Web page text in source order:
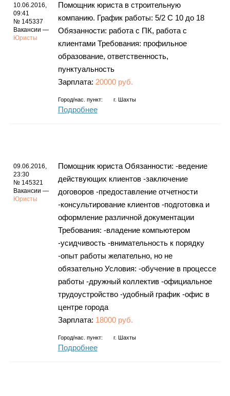
10.06.2016,
09:41
№ 145337
Вакансии —
Юристы
Помощник юриста в строительную
компанию. График работы: 5/2 С 10 до 18
Обязанности: работа с ПК, работа с
клиентами Требования: профильное
образование, ответственность,
пунктуальность
Зарплата: 20000 руб.
Город/нас. пункт: г. Шахты
Подробнее
09.06.2016,
23:30
№ 145321
Вакансии —
Юристы
Помощник юриста Обязанности: -ведение
действующих клиентов -заключение
договоров -предоставление отчетности
-консультирование клиентов -подготовка и
оформление различной документации
Требования: -владение компьютером
-усидчивость -внимательность к порядку
-опыт работы желательно, но не
обязательно Условия: -обучение в процессе
работы -дружный коллектив -официальное
трудоустройство -удобный график -офис в
центре города
Зарплата: 18000 руб.
Город/нас. пункт: г. Шахты
Подробнее